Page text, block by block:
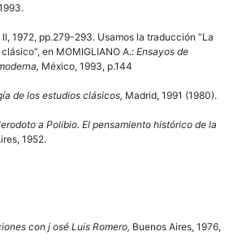
1972, pp.279-293. Usamos la traducción “La
en MOMIGLIANO A.: Ensayos de
México, 1993, p.144
de los estudios clásicos, Madrid, 1991 (1980).
a Polibio. El pensamiento histórico de la
1952.
con j osé Luis Romero, Buenos Aires, 1976,